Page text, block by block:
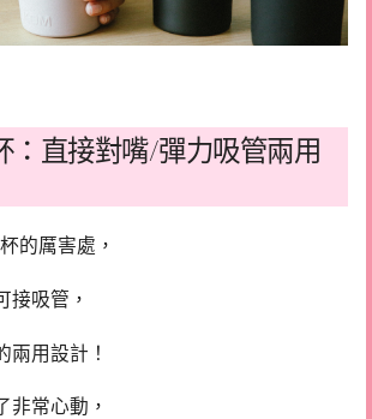
：直接對嘴/彈力吸管兩用
的厲害處，
接吸管，
兩用設計！
非常心動，